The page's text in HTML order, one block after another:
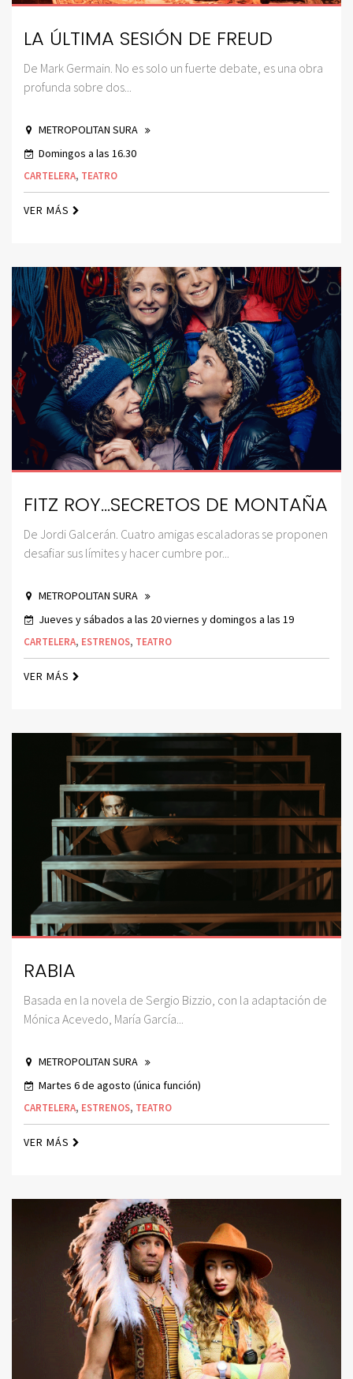
LA ÚLTIMA SESIÓN DE FREUD
De Mark Germain. No es solo un fuerte debate, es una obra
profunda sobre dos...
METROPOLITAN SURA
Domingos a las 16.30
CARTELERA, TEATRO
VER MÁS
FITZ ROY…SECRETOS DE MONTAÑA
De Jordi Galcerán. Cuatro amigas escaladoras se proponen
desafiar sus límites y hacer cumbre por...
METROPOLITAN SURA
Jueves y sábados a las 20 viernes y domingos a las 19
CARTELERA, ESTRENOS, TEATRO
VER MÁS
RABIA
Basada en la novela de Sergio Bizzio, con la adaptación de
Mónica Acevedo, María García...
METROPOLITAN SURA
Martes 6 de agosto (única función)
CARTELERA, ESTRENOS, TEATRO
VER MÁS